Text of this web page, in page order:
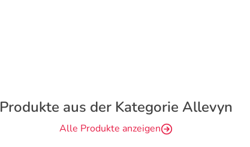
Produkte aus der Kategorie Allevyn
Alle Produkte anzeigen